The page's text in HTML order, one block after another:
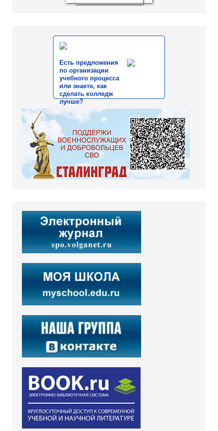
Есть предложения
по организации
учебного процесса
или знаете, как
сделать колледж
лучше?